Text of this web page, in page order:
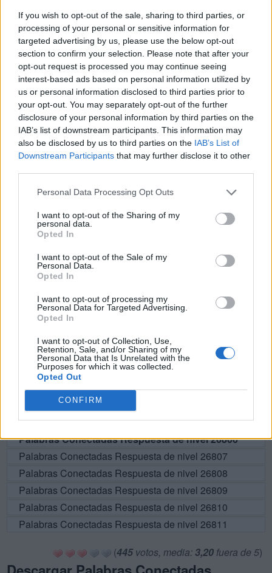
If you wish to opt-out of the sale, sharing to third parties, or
processing of your personal or sensitive information for
targeted advertising by us, please use the below opt-out
section to confirm your selection. Please note that after your
opt-out request is processed you may continue seeing
interest-based ads based on personal information utilized by
us or personal information disclosed to third parties prior to
your opt-out. You may separately opt-out of the further
disclosure of your personal information by third parties on the
IAB’s list of downstream participants. This information may
also be disclosed by us to third parties on the IAB’s List of
Downstream Participants that may further disclose it to other
Personal Data Processing Opt Outs
I want to opt-out of the Sharing of my
personal data.
Opted In
I want to opt-out of the Sale of my
Personal Data.
Opted In
I want to opt-out of processing my
Personal Data for Targeted Advertising.
Opted In
I want to opt-out of Collection, Use,
Retention, Sale, and/or Sharing of my
Personal Data that Is Unrelated with the
Purposes for which it was collected.
Opted Out
CONFIRM
R
O M P E
R
Palabras extra:
P
E R
O
P
E O
R
M
E R
O
P
E R R
O
E
R R
O
E
R
O
O
R
O
E
R E
BUSCAR MÁS
RESPUESTAS
Palabras Conectadas Respuesta de nivel 26801
Palabras Conectadas Respuesta de nivel 26802
Palabras Conectadas Respuesta de nivel 26803
Palabras Conectadas Respuesta de nivel 26804
Palabras Conectadas Respuesta de nivel 26805
Palabras Conectadas Respuesta de nivel 26806
Palabras Conectadas Respuesta de nivel 26807
Palabras Conectadas Respuesta de nivel 26808
Palabras Conectadas Respuesta de nivel 26809
Palabras Conectadas Respuesta de nivel 26810
Palabras Conectadas Respuesta de nivel 26811
(445votos, media: 3,20 fuera de 5)